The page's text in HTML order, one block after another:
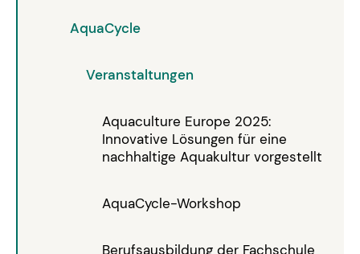
AquaCycle
Veranstaltungen
Aquaculture Europe 2025:
Innovative Lösungen für eine
nachhaltige Aquakultur vorgestellt
AquaCycle-Workshop
Berufsausbildung der Fachschule